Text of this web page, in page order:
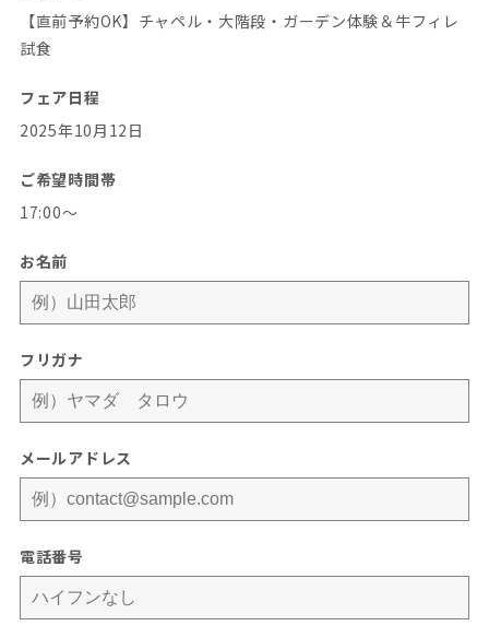
【直前予約OK】チャペル・大階段・ガーデン体験＆牛フィレ
試食
フェア日程
2025年10月12日
ご希望時間帯
17:00〜
お名前
フリガナ
メールアドレス
電話番号